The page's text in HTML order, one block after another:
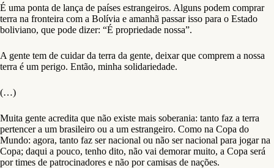
É uma ponta de lança de países estrangeiros. Alguns podem comprar
terra na fronteira com a Bolívia e amanhã passar isso para o Estado
boliviano, que pode dizer: “É propriedade nossa”.
A gente tem de cuidar da terra da gente, deixar que comprem a nossa
terra é um perigo. Então, minha solidariedade.
(…)
Muita gente acredita que não existe mais soberania: tanto faz a terra
pertencer a um brasileiro ou a um estrangeiro. Como na Copa do
Mundo: agora, tanto faz ser nacional ou não ser nacional para jogar na
Copa; daqui a pouco, tenho dito, não vai demorar muito, a Copa será
por times de patrocinadores e não por camisas de nações.